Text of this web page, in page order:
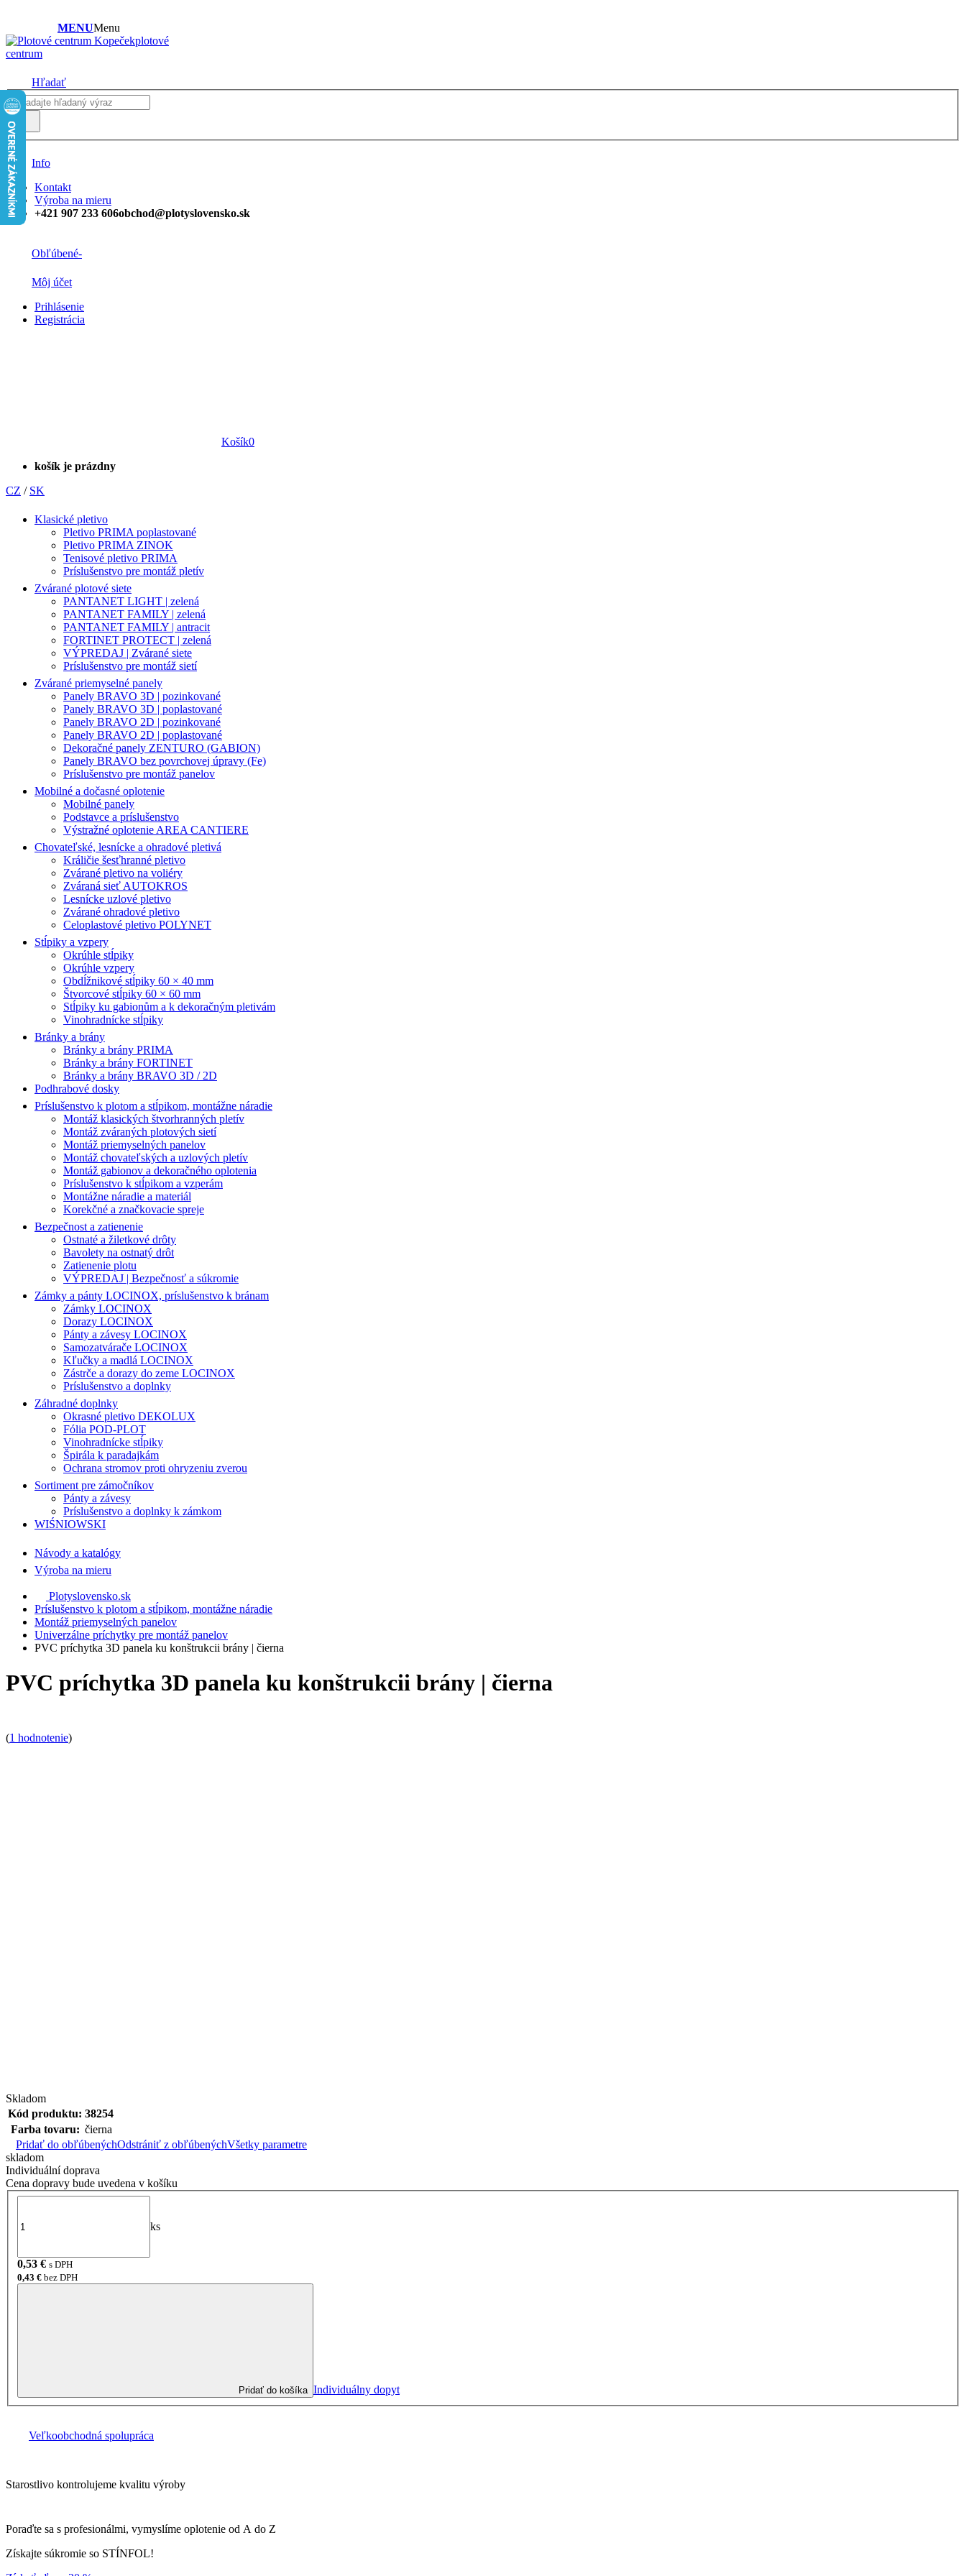
MENUMenu
plotové
centrum
Hľadať
Info
Kontakt
Výroba na mieru
+421 907 233 606obchod@plotyslovensko.sk
Obľúbené-
Môj účet
Prihlásenie
Registrácia
Košík0
košík je prázdny
CZ / SK
Klasické pletivo
Pletivo PRIMA poplastované
Pletivo PRIMA ZINOK
Tenisové pletivo PRIMA
Príslušenstvo pre montáž pletív
Zvárané plotové siete
PANTANET LIGHT | zelená
PANTANET FAMILY | zelená
PANTANET FAMILY | antracit
FORTINET PROTECT | zelená
VÝPREDAJ | Zvárané siete
Príslušenstvo pre montáž sietí
Zvárané priemyselné panely
Panely BRAVO 3D | pozinkované
Panely BRAVO 3D | poplastované
Panely BRAVO 2D | pozinkované
Panely BRAVO 2D | poplastované
Dekoračné panely ZENTURO (GABION)
Panely BRAVO bez povrchovej úpravy (Fe)
Príslušenstvo pre montáž panelov
Mobilné a dočasné oplotenie
Mobilné panely
Podstavce a príslušenstvo
Výstražné oplotenie AREA CANTIERE
Chovateľské, lesnícke a ohradové pletivá
Králičie šesťhranné pletivo
Zvárané pletivo na voliéry
Zváraná sieť AUTOKROS
Lesnícke uzlové pletivo
Zvárané ohradové pletivo
Celoplastové pletivo POLYNET
Stĺpiky a vzpery
Okrúhle stĺpiky
Okrúhle vzpery
Obdĺžnikové stĺpiky 60 × 40 mm
Štvorcové stĺpiky 60 × 60 mm
Stĺpiky ku gabionům a k dekoračným pletivám
Vinohradnícke stĺpiky
Bránky a brány
Bránky a brány PRIMA
Bránky a brány FORTINET
Bránky a brány BRAVO 3D / 2D
Podhrabové dosky
Príslušenstvo k plotom a stĺpikom, montážne náradie
Montáž klasických štvorhranných pletív
Montáž zváraných plotových sietí
Montáž priemyselných panelov
Montáž chovateľských a uzlových pletív
Montáž gabionov a dekoračného oplotenia
Príslušenstvo k stĺpikom a vzperám
Montážne náradie a materiál
Korekčné a značkovacie spreje
Bezpečnost a zatienenie
Ostnaté a žiletkové drôty
Bavolety na ostnatý drôt
Zatienenie plotu
VÝPREDAJ | Bezpečnosť a súkromie
Zámky a pánty LOCINOX, príslušenstvo k bránam
Zámky LOCINOX
Dorazy LOCINOX
Pánty a závesy LOCINOX
Samozatvárače LOCINOX
Kľučky a madlá LOCINOX
Zástrče a dorazy do zeme LOCINOX
Príslušenstvo a doplnky
Záhradné doplnky
Okrasné pletivo DEKOLUX
Fólia POD-PLOT
Vinohradnícke stĺpiky
Špirála k paradajkám
Ochrana stromov proti ohryzeniu zverou
Sortiment pre zámočníkov
Pánty a závesy
Príslušenstvo a doplnky k zámkom
WIŚNIOWSKI
Návody a katalógy
Výroba na mieru
Plotyslovensko.sk
Príslušenstvo k plotom a stĺpikom, montážne náradie
Montáž priemyselných panelov
Univerzálne príchytky pre montáž panelov
PVC príchytka 3D panela ku konštrukcii brány | čierna
PVC príchytka 3D panela ku konštrukcii brány | čierna
(1 hodnotenie)
Skladom
Kód produktu: 38254
Farba tovaru: čierna
Pridať do obľúbenýchOdstrániť z obľúbenýchVšetky parametre
skladom
Individuální doprava
Cena dopravy bude uvedena v košíku
ks
0,53 € s DPH
0,43 € bez DPH
Pridať do košíka Individuálny dopyt
Veľkoobchodná spolupráca
Starostlivo kontrolujeme kvalitu výroby
Poraďte sa s profesionálmi, vymyslíme oplotenie od A do Z
Získajte súkromie so STÍNFOL!